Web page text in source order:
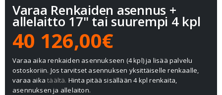
Varaa Renkaiden asennus +
allelaitto 17" tai suurempi 4 kpl
40 126,00€
Varaa aika renkaiden asennukseen (4 kpl) ja lisää palvelu
ostoskoriin. Jos tarvitset asennuksen yksittäiselle renkaalle,
varaa aikatäältä. Hinta pitää sisällään 4 kpl renkaita,
asennuksen ja allelaiton.